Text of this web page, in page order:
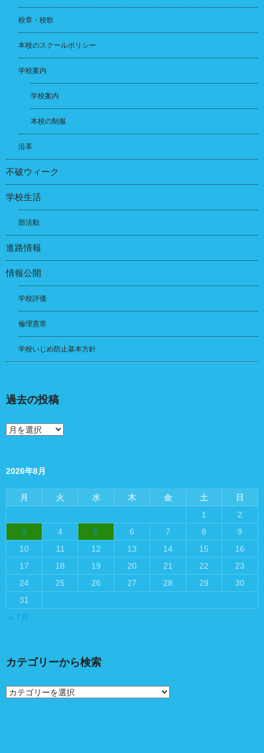
校章・校歌
本校のスクールポリシー
学校案内
学校案内
本校の制服
沿革
不破ウィーク
学校生活
部活動
進路情報
情報公開
学校評価
倫理憲章
学校いじめ防止基本方針
過去の投稿
過
去
稿
2026年8月
月 火 水 木 金 土
日
1
2
3
4 5 6 7 8
9
10
11 12 13 14 15
16
17
18 19 20 21 22
23
24
25 26 27 28 29
30
31
« 7月
カテゴリーから検索
カ
テ